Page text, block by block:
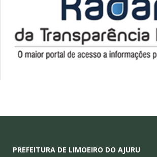
PREFEITURA DE LIMOEIRO DO AJURU